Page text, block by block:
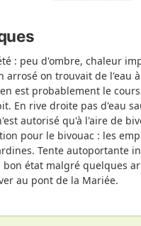
: peu d'ombre, chaleur
arrosé on trouvait de
est probablement le
En rive droite pas d'eau
autorisé qu'à l'aire de
pour le bivouac : les
Tente autoportante
bon état malgré quelques
au pont de la Mariée.